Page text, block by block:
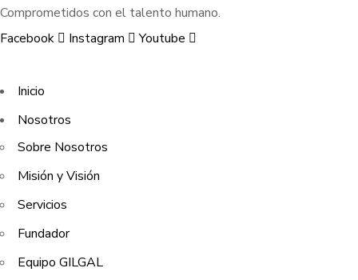
Comprometidos con el talento humano.
Facebook
Instagram Youtube
Inicio
Nosotros
Sobre Nosotros
Misión y Visión
Servicios
Fundador
Equipo GILGAL